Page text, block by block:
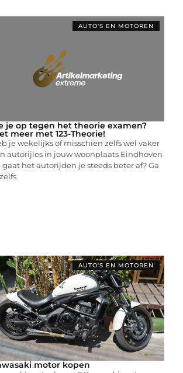
AUTO'S EN MOTOREN
je op tegen het theorie examen?
meer met 123-Theorie!
je wekelijks of misschien zelfs wel vaker
autorijles in jouw woonplaats Eindhoven
gaat het autorijden je steeds beter af? Ga
AUTO'S EN MOTOREN
motor kopen